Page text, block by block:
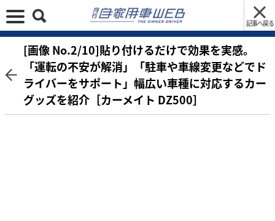
記事へ戻る
[画像 No.2/10]貼り付けるだけで効果を実感。
「運転の不安が解消」「駐車や車線変更などでド
ライバーをサポート」幅広い車種に対応するカー
グッズを紹介［カーメイト DZ500］